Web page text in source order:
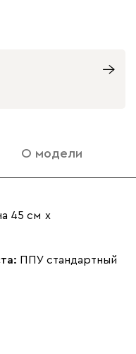
О модели
45 см х
ППУ стандартный